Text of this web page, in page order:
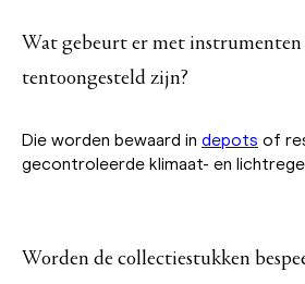
Wat gebeurt er met
tentoongesteld zijn?
Die worden bewaard in depots of
gecontroleerde klimaat- en
Worden de collectiestukken